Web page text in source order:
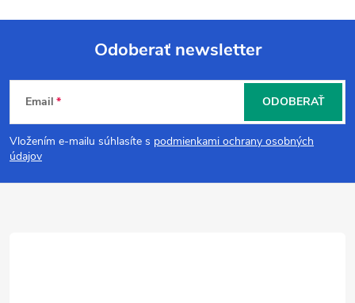
Z
á
p
Odoberať newsletter
Email
Vložením e-mailu súhlasíte s podmienkami ochrany osobných
údajov
ODOBERAŤ